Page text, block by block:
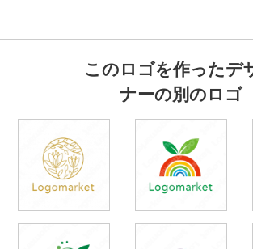
このロゴを作ったデ
ナーの別のロゴ